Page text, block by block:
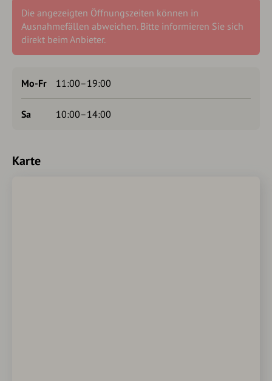
Die angezeigten Öffnungszeiten können in
Ausnahmefällen abweichen. Bitte informieren Sie sich
direkt beim Anbieter.
Mo-Fr 11:00–19:00
Sa 10:00–14:00
Karte